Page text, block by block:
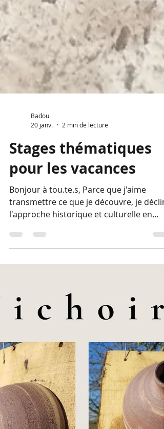
Badou
20 janv.
2 min de lecture
Stages thématiques
pour les vacances
Bonjour à tou.te.s, Parce que j'aime
transmettre ce que je découvre, je
l'approche historique et culturelle en
nouveautés pendant les vacances de
Février et Avril : Paléolithique et
et d'une cuillère, décors par impressions
de coquillages, décor aux engobes - 110€
Vénus et cuillère, inspirées des
techniques